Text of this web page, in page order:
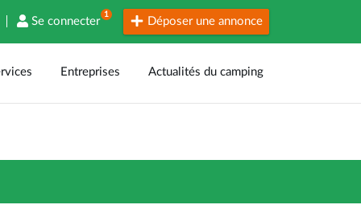
Se connecter
1
Déposer une annonce
Entreprises Actualités du camping